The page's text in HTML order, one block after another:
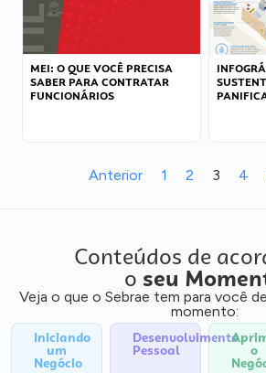
MEI: O QUE VOCÊ PRECISA
SABER PARA CONTRATAR
FUNCIONÁRIOS
Anterior 1 2 3 4
Conteúdos de
o seu
Veja o que o Sebrae tem para você
momento:
Iniciando
um
Negócio
Desenvolvimento
Pessoal o